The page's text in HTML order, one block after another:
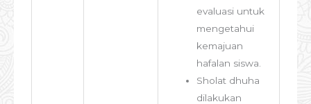
evaluasi untuk
mengetahui
kemajuan
hafalan siswa.
Sholat dhuha
dilakukan